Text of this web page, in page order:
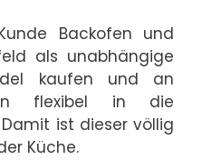
Backofen und
als unabhängige
kaufen und an
flexibel in die
ist dieser völlig
Küche.